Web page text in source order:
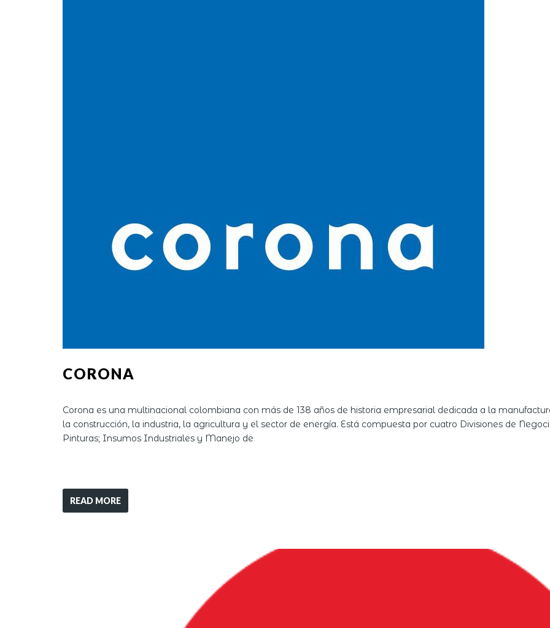
CORONA
Corona es una multinacional colombiana con más de 138 años de historia empresarial dedicada a la
la construcción, la industria, la agricultura y el sector de energía. Está compuesta por cuatro Divisiones de
Pinturas; Insumos Industriales y Manejo de
READ MORE